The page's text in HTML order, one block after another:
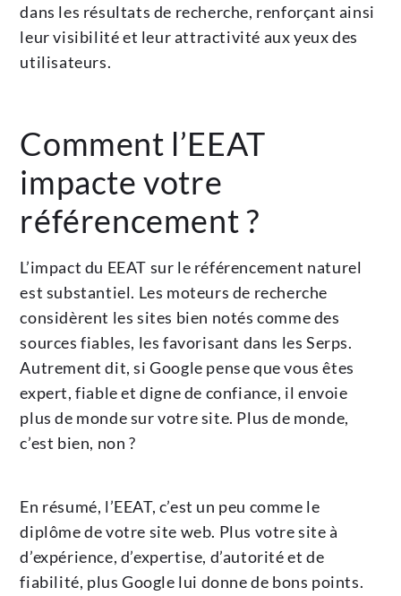
dans les résultats de recherche, renforçant ainsi
leur visibilité et leur attractivité aux yeux des
utilisateurs.
Comment l’EEAT
impacte votre
référencement ?
L’impact du EEAT sur le référencement naturel
est substantiel. Les moteurs de recherche
considèrent les sites bien notés comme des
sources fiables, les favorisant dans les Serps.
Autrement dit, si Google pense que vous êtes
expert, fiable et digne de confiance, il envoie
plus de monde sur votre site. Plus de monde,
c’est bien, non ?
En résumé, l’EEAT, c’est un peu comme le
diplôme de votre site web. Plus votre site à
d’expérience, d’expertise, d’autorité et de
fiabilité, plus Google lui donne de bons points.